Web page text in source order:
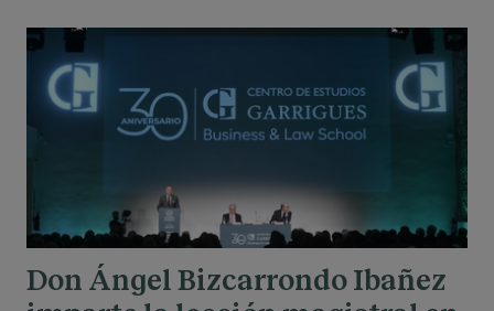
Don Ángel Bizcarrondo Ibañez